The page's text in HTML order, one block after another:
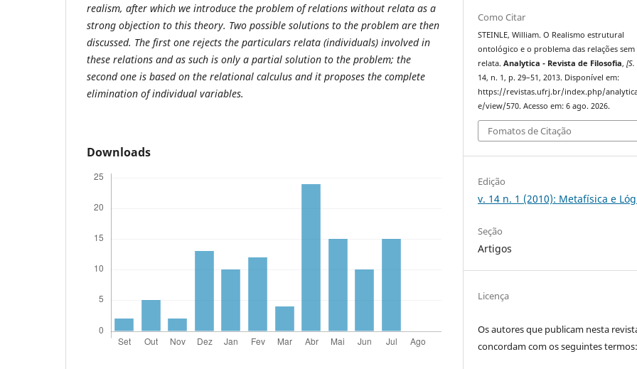
realism, after which we introduce the problem of relations without relata as a
strong objection to this theory. Two possible solutions to the problem are then
discussed. The first one rejects the particulars relata (individuals) involved in
these relations and as such is only a partial solution to the problem; the
second one is based on the relational calculus and it proposes the complete
elimination of individual variables.
Downloads
Como Citar
STEINLE, William. O Realismo estrutural
ontológico e o problema das relações sem
relata.Analytica - Revista de Filosofia,[S.
14, n. 1, p. 29–51, 2013. Disponível em:
https://revistas.ufrj.br/index.php/
e/view/570. Acesso em: 6 ago. 2026.
Fomatos de Citação
Edição
v. 14 n. 1 (2010): Metafísica e
Seção
Artigos
Licença
Os autores que publicam nesta
concordam com os seguintes termos: